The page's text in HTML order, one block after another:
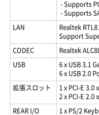
- Supports
- Supports
LAN
Realtek
Support
CODEC Realtek
USB
6 x USB 3.1
6 x USB 2.0
拡張スロット
1 x PCI-E 3.0
2 x PCI-E 2.0
REAR I/O
1 x PS/2